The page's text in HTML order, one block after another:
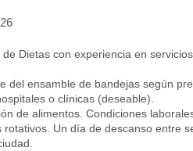
Dietas con experiencia en servicios
del ensamble de bandejas según
o clínicas (deseable).
de alimentos. Condiciones
Un día de descanso entre